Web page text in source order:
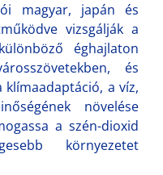
magyar, japán és
vizsgálják a
éghajlaton
és
a víz,
növelése
a szén-dioxid
környezetet